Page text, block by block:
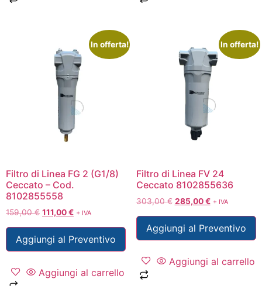
In offerta!
Filtro di Linea FG 2 (G1/8)
Ceccato – Cod.
8102855558
159,00€ 111,00€ + IVA
Aggiungi al Preventivo
Aggiungi al carrello
In offerta!
Filtro di Linea FV 24
Ceccato 8102855636
303,00€ 285,00€ + IVA
Aggiungi al Preventivo
Aggiungi al carrello